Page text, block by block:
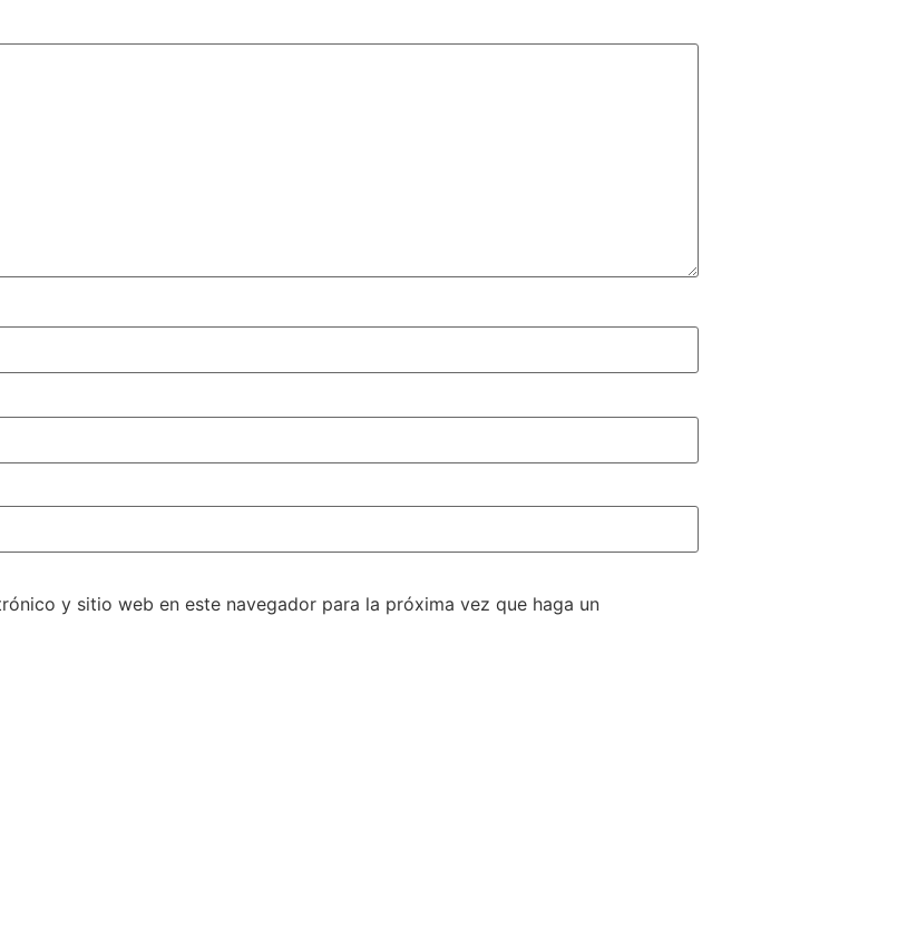
y sitio web en este navegador para la próxima vez que haga un